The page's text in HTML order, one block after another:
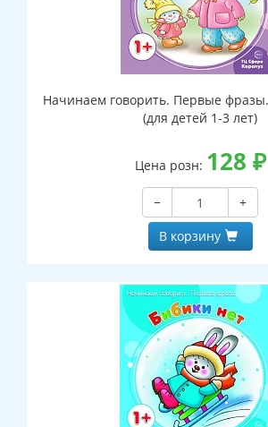
Начинаем говорить. Первые
(для детей 1-3 лет)
Цена розн: 128 ₽
−
+
В корзину